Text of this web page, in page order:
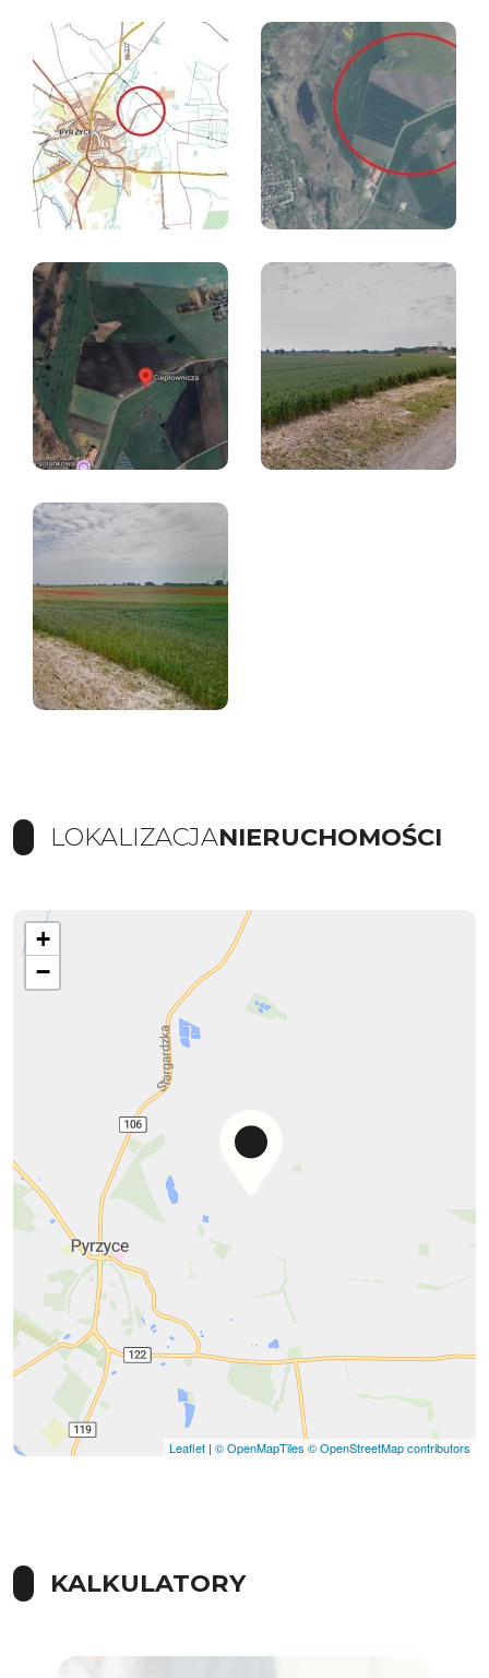
LOKALIZACJANIERUCHOMOŚCI
+
−
Leaflet | © OpenMapTiles © OpenStreetMap contributors
KALKULATORY